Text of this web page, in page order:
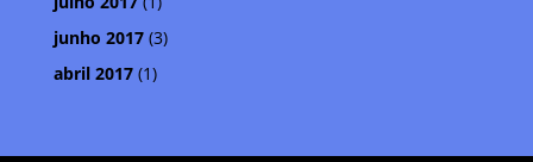
junho 2017(3)
abril 2017(1)